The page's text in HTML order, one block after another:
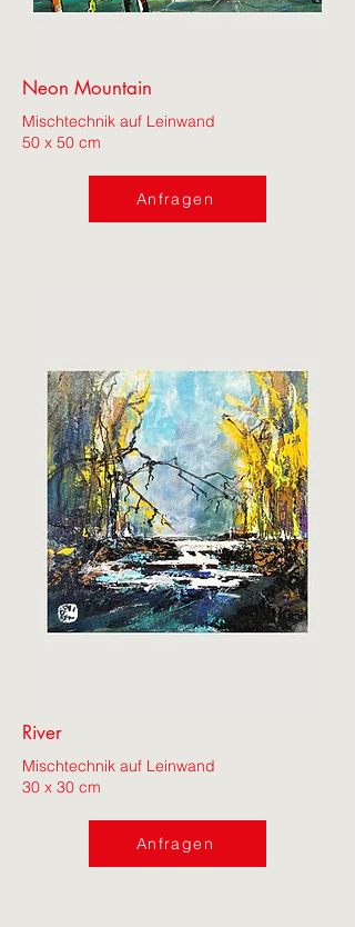
Neon Mountain
Mischtechnik auf Leinwand
50 x 50 cm
Anfragen
River
Mischtechnik auf Leinwand
30 x 30 cm
Anfragen